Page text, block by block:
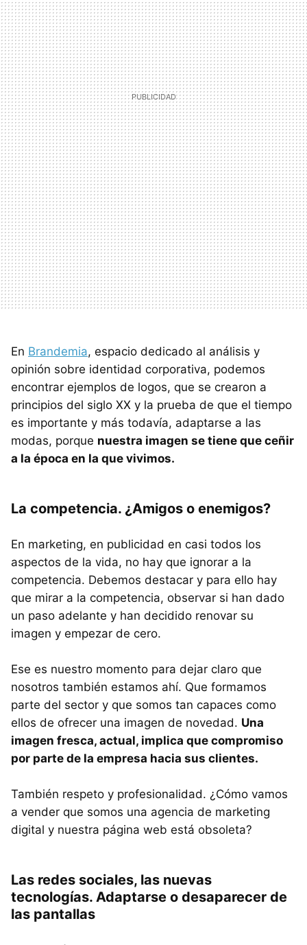
En Brandemia, espacio dedicado al análisis y
opinión sobre identidad corporativa, podemos
encontrar ejemplos de logos, que se crearon a
principios del siglo XX y la prueba de que el tiempo
es importante y más todavía, adaptarse a las
modas, porque nuestra imagen se tiene que ceñir
a la época en la que vivimos.
La competencia. ¿Amigos o enemigos?
En marketing, en publicidad en casi todos los
aspectos de la vida, no hay que ignorar a la
competencia. Debemos destacar y para ello hay
que mirar a la competencia, observar si han dado
un paso adelante y han decidido renovar su
imagen y empezar de cero.
Ese es nuestro momento para dejar claro que
nosotros también estamos ahí. Que formamos
parte del sector y que somos tan capaces como
ellos de ofrecer una imagen de novedad. Una
imagen fresca, actual, implica que compromiso
por parte de la empresa hacia sus clientes.
También respeto y profesionalidad. ¿Cómo vamos
a vender que somos una agencia de marketing
digital y nuestra página web está obsoleta?
Las redes sociales, las nuevas
tecnologías. Adaptarse o desaparecer de
las pantallas